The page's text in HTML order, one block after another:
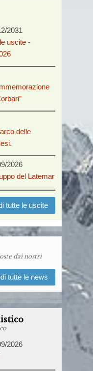
2031
uscite -
delle
2026
del Latemar
alla
le ferrate Vidi e
2026
Nobile e
tutte le uscite
dai nostri
tutte le news
2026